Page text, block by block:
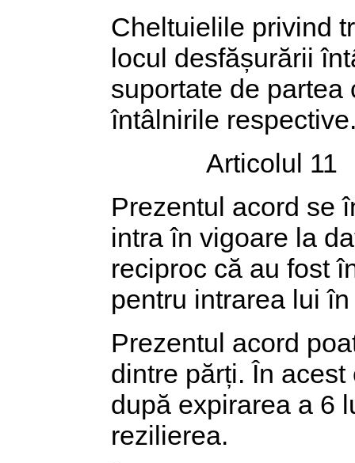
Cheltuielile privind
locul desfășurării
suportate de
întâlnirile
Articolul 11
Prezentul acord se
intra în vigoare la
reciproc că au fost
pentru intrarea lui
Prezentul acord
dintre părți. În
după expirarea a 6
rezilierea.